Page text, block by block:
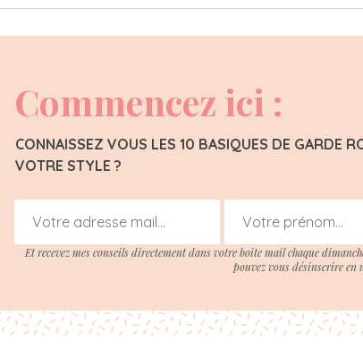
Commencez ici :
CONNAISSEZ VOUS LES 10 BASIQUES DE GARDE
VOTRE STYLE ?
Et recevez mes conseils directement dans votre boite mail chaque
pouvez vous désinscrire en